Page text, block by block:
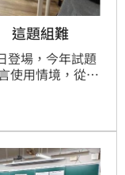
這題組難
登場，今年試題
使用情境，從體
其中聽力第21